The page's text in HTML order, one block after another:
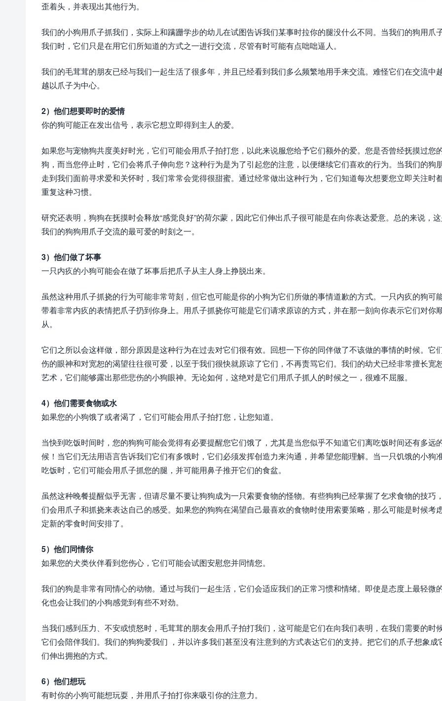
歪着头，并表现出其他行为。
我们的小狗用爪子抓我们，实际上和蹒跚学步的幼儿在试图告诉我们某事时拉你的腿没什么不同。当我们的狗用爪
我们时，它们只是在用它们所知道的方式之一进行交流，尽管有时可能有点咄咄逼人。
我们的毛茸茸的朋友已经与我们一起生活了很多年，并且已经看到我们多么频繁地用手来交流。难怪它们在交流中
越以爪子为中心。
2）他们想要即时的爱情
你的狗可能正在发出信号，表示它想立即得到主人的爱。
如果您与宠物狗共度美好时光，它们可能会用爪子拍打您，以此来说服您给予它们额外的爱。您是否曾经抚摸过您
狗，而当您停止时，它们会将爪子伸向您？这种行为是为了引起您的注意，以便继续它们喜欢的行为。当我们的狗
走到我们面前寻求爱和关怀时，我们常常会觉得很甜蜜。通过经常做出这种行为，它们知道每次想要您立即关注时
重复这种习惯。
研究还表明，狗狗在抚摸时会释放“感觉良好”的荷尔蒙，因此它们伸出爪子很可能是在向你表达爱意。总的来说，
我们的狗狗用爪子交流的最可爱的时刻之一。
3）他们做了坏事
一只内疚的小狗可能会在做了坏事后把爪子从主人身上挣脱出来。
虽然这种用爪子抓挠的行为可能非常苛刻，但它也可能是你的小狗为它们所做的事情道歉的方式。一只内疚的狗可
带着非常内疚的表情把爪子扔到你身上。用爪子抓挠你可能是它们请求原谅的方式，并在那一刻向你表示它们对你
从。
它们之所以会这样做，部分原因是这种行为在过去对它们很有效。回想一下你的同伴做了不该做的事情的时候。它
伤的眼神和对宽恕的渴望往往很可爱，以至于我们很快就原谅了它们，不再责骂它们。我们的幼犬已经非常擅长宽
艺术，它们能够露出那些悲伤的小狗眼神。无论如何，这绝对是它们用爪子抓人的时候之一，很难不屈服。
4）他们需要食物或水
如果您的小狗饿了或者渴了，它们可能会用爪子拍打您，让您知道。
当快到吃饭时间时，您的狗狗可能会觉得有必要提醒您它们饿了，尤其是当您似乎不知道它们离吃饭时间还有多远
候！当它们无法用语言告诉我们它们有多饿时，它们必须发挥创造力来沟通，并希望您能理解。当一只饥饿的小狗
吃饭时，它们可能会用爪子抓您的腿，并可能用鼻子推开它们的食盆。
虽然这种晚餐提醒似乎无害，但请尽量不要让狗狗成为一只索要食物的怪物。有些狗狗已经掌握了乞求食物的技巧
们会用爪子和抓挠来表达自己的感受。如果您的狗狗在渴望自己最喜欢的食物时使用索要策略，那么可能是时候考
定新的零食时间安排了。
5）他们同情你
如果您的犬类伙伴看到您伤心，它们可能会试图安慰您并同情您。
我们的狗是非常有同情心的动物。通过与我们一起生活，它们会适应我们的正常习惯和情绪。即使是态度上最轻微
化也会让我们的小狗感觉到有些不对劲。
当我们感到压力、不安或愤怒时，毛茸茸的朋友会用爪子拍打我们，这可能是它们在向我们表明，在我们需要的时
它们会陪伴我们。我们的狗狗爱我们 ，并以许多我们甚至没有注意到的方式表达它们的支持。把它们的爪子想象成
们伸出拥抱的方式。
6）他们想玩
有时你的小狗可能想玩耍，并用爪子拍打你来吸引你的注意力。